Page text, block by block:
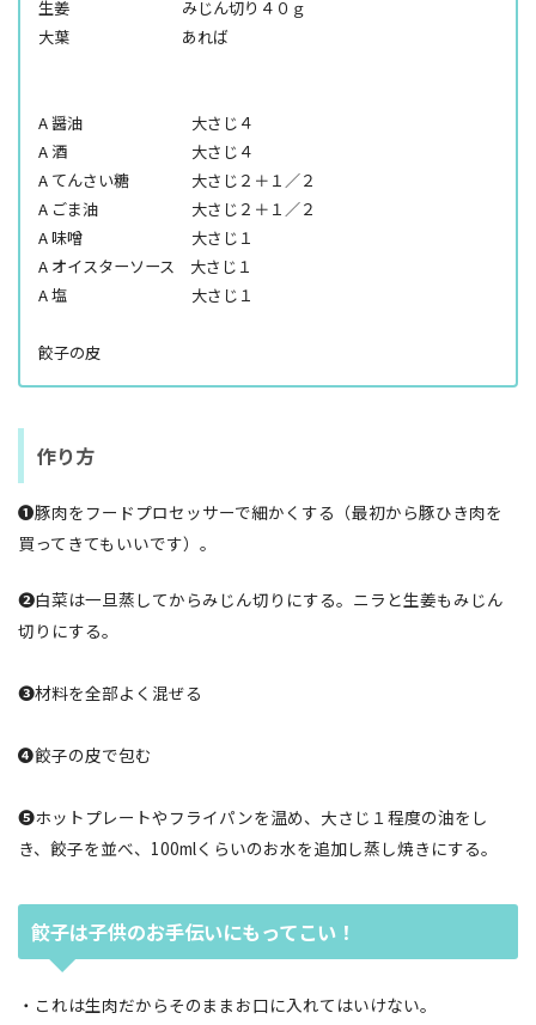
生姜 みじん切り４０ｇ
大葉 あれば
A 醤油 大さじ４
A 酒 大さじ４
A てんさい糖 大さじ２＋１／２
A ごま油 大さじ２＋ １／２
A 味噌 大さじ１
A オイスターソース 大さじ１
A 塩 大さじ１
餃子の皮
作り方
❶豚肉をフードプロセッサーで細かくする（最初から豚ひき肉を
買ってきてもいいです）。
❷白菜は一旦蒸してからみじん切りにする。ニラと生姜もみじん
切りにする。
❸材料を全部よく混ぜる
❹餃子の皮で包む
❺ホットプレートやフライパンを温め、大さじ１程度の油をし
き、餃子を並べ、100mlくらいのお水を追加し蒸し焼きにする。
餃子は子供のお手伝いにもってこい！
・これは生肉だからそのままお口に入れてはいけない。